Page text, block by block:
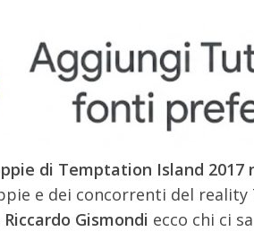
di Temptation Island 2017
e dei concorrenti del
Gismondi ecco chi ci